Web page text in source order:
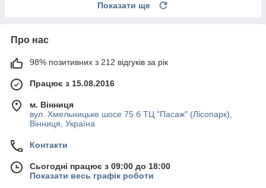
Показати ще
Про нас
98% позитивних з 212 відгуків за рік
Працює з 15.08.2016
м. Вінниця
вул. Хмельницьке шосе 75 б ТЦ "Пасаж" (Лісопарк),
Вінниця, Україна
Контакти
Сьогодні працює з 09:00 до 18:00
Показати весь графік роботи